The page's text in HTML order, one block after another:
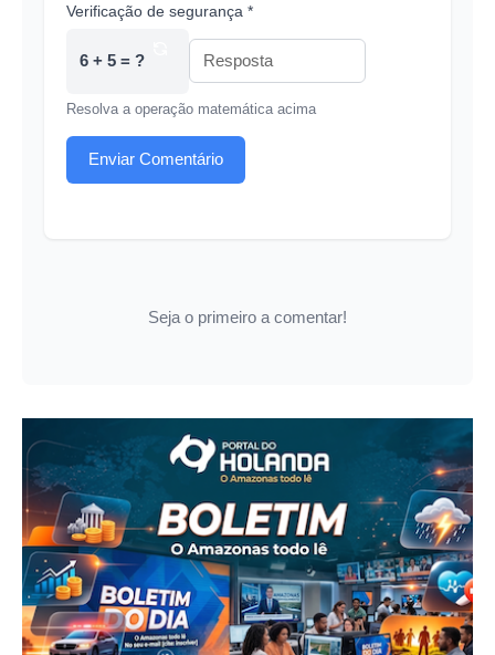
Verificação de segurança *
6 + 5 = ?
Resolva a operação matemática acima
Enviar Comentário
Seja o primeiro a comentar!